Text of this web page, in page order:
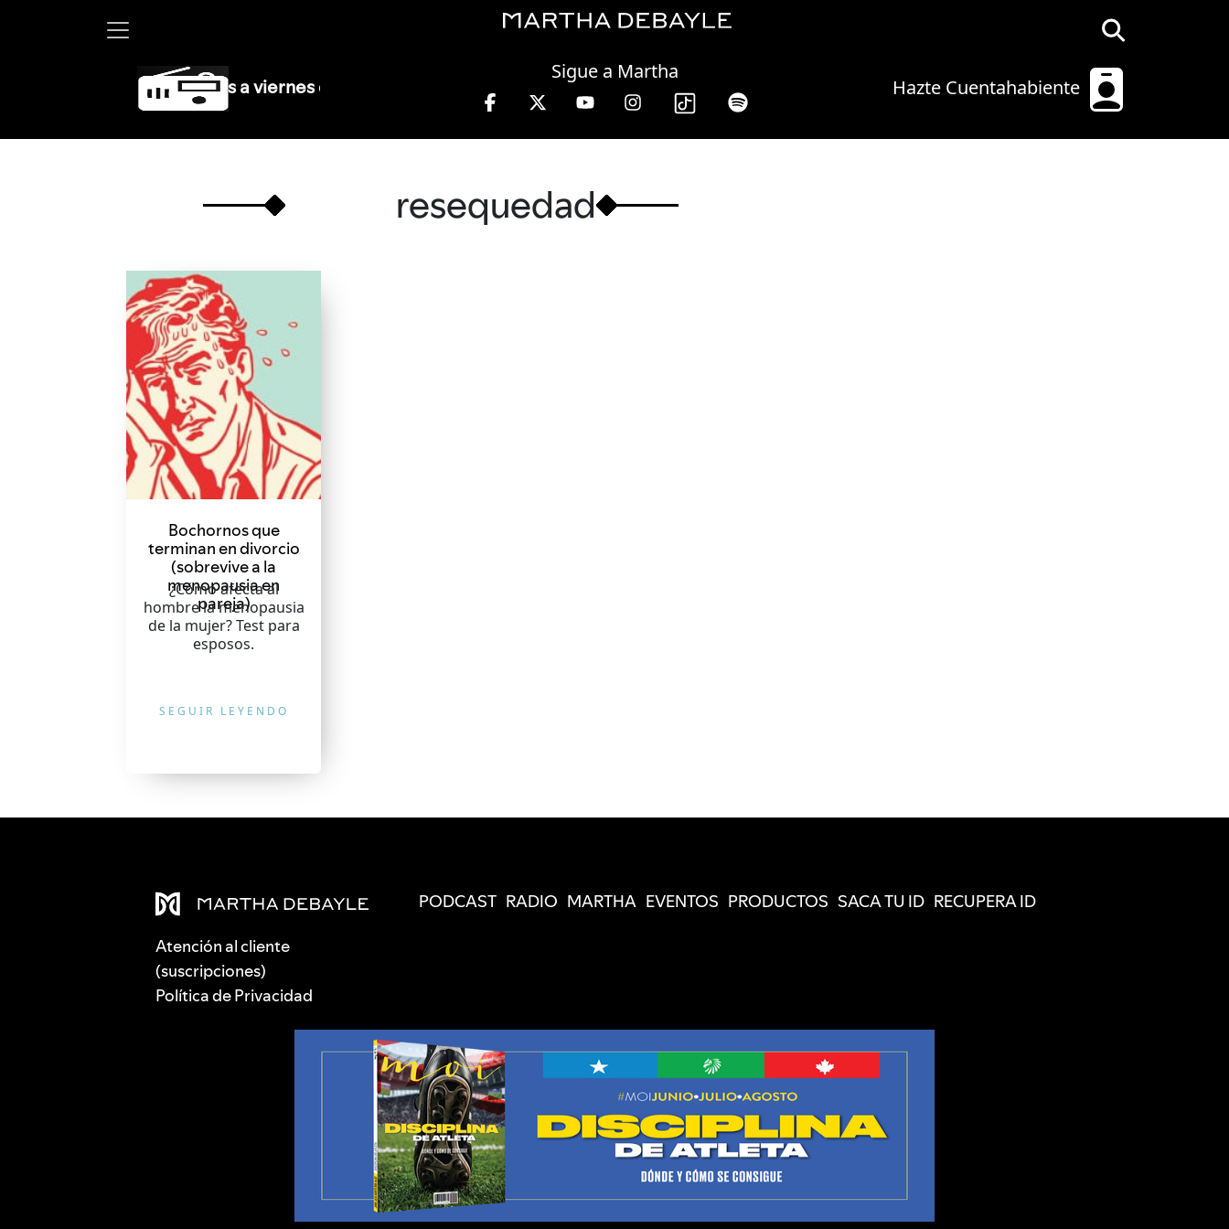
Hazte Cuentahabiente
Sigue a Martha
Debayle en W, lunes a viernes de 10 a 13 hrs.
resequedad
Bochornos que
terminan en divorcio
(sobrevive a la
menopausia en
pareja)
¿Cómo afecta al
hombre la menopausia
de la mujer? Test para
esposos.
SEGUIR LEYENDO
Atención al cliente
(suscripciones)
Política de Privacidad
PODCAST RADIO MARTHA EVENTOS PRODUCTOS SACA TU ID RECUPERA ID